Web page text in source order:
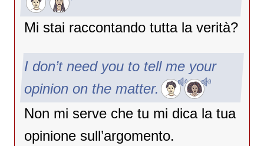
Mi stai raccontando tutta la verità?
I don’t need you to tell me your
opinion on the matter.
Non mi serve che tu mi dica la tua
opinione sull’argomento.